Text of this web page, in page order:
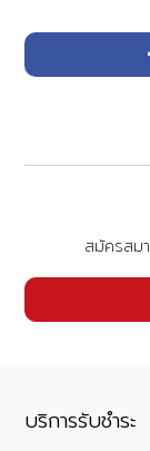
สมัครสม
บริการรับชำระ